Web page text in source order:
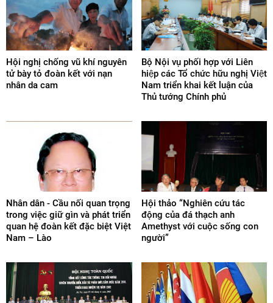
Hội nghị chống vũ khí nguyên
tử bày tỏ đoàn kết với nạn
nhân da cam
Bộ Nội vụ phối hợp với Liên
hiệp các Tổ chức hữu nghị Việt
Nam triển khai kết luận của
Thủ tướng Chính phủ
Nhân dân - Cầu nối quan trọng
trong việc giữ gìn và phát triển
quan hệ đoàn kết đặc biệt Việt
Nam – Lào
Hội thảo “Nghiên cứu tác
động của đá thạch anh
Amethyst với cuộc sống con
người”